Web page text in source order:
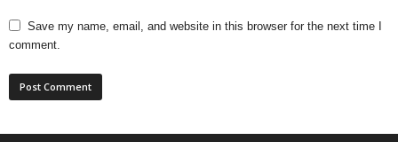
Save my name, email, and website in this browser for the next time I
comment.